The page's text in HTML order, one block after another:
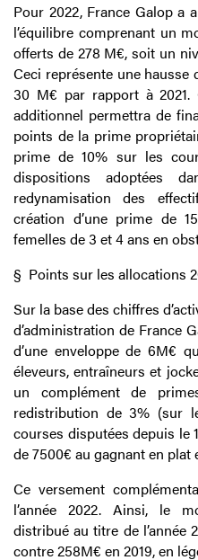
Pour 2022, France Galop a
l’équilibre comprenant un
offerts de 278 M€, soit un
Ceci représente une hausse
30 M€ par rapport à 2021.
additionnel permettra de
points de la prime
prime de 10% sur les
dispositions adoptées
redynamisation des
création d’une prime de
femelles de 3 et 4 ans en
§ Points sur les allocations
Sur la base des chiffres
d’administration de France
d’une enveloppe de 6M€
éleveurs, entraîneurs et
un complément de
redistribution de 3% (sur
courses disputées depuis le 1
de 7500€ au gagnant en plat
Ce versement
l’année 2022. Ainsi, le
distribué au titre de l’année
contre 258M€ en 2019, en